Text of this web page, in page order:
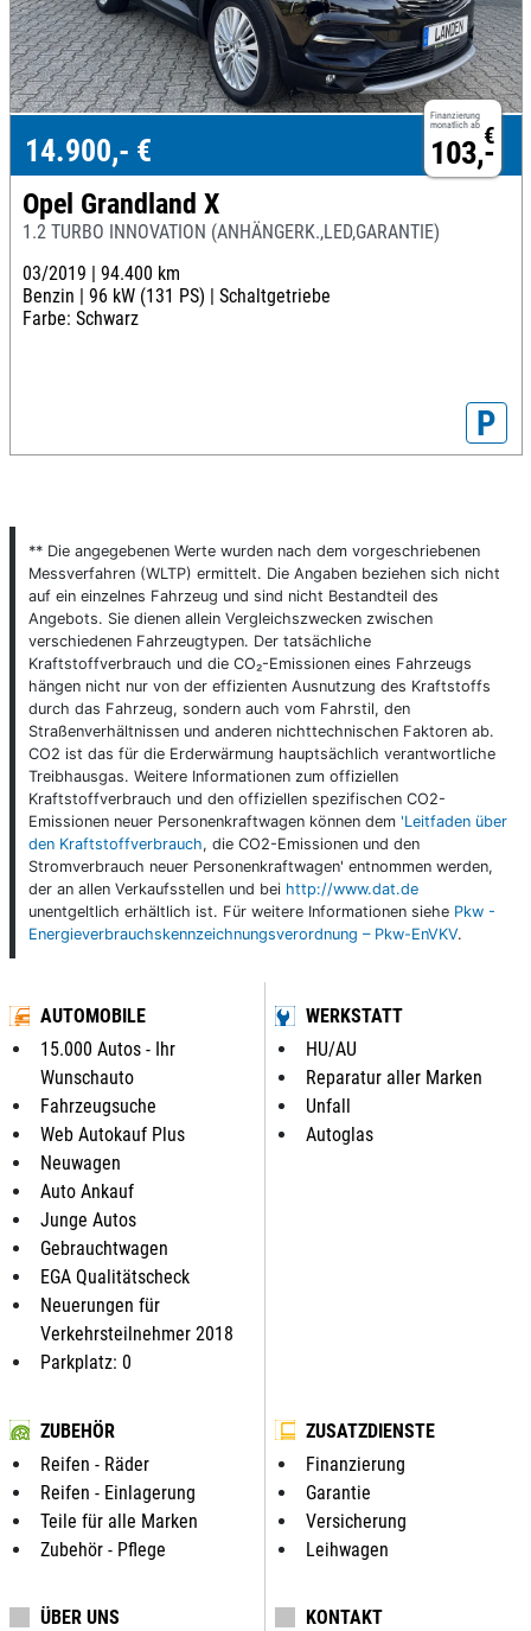
Finanzierung
monatlich ab €
103,-
14.900,- €
Opel Grandland X
1.2 TURBO INNOVATION (ANHÄNGERK.,LED,GARANTIE)
03/2019 | 94.400 km
Benzin | 96 kW (131 PS) | Schaltgetriebe
Farbe: Schwarz
P
** Die angegebenen Werte wurden nach dem vorgeschriebenen
Messverfahren (WLTP) ermittelt. Die Angaben beziehen sich nicht
auf ein einzelnes Fahrzeug und sind nicht Bestandteil des
Angebots. Sie dienen allein Vergleichszwecken zwischen
verschiedenen Fahrzeugtypen. Der tatsächliche
Kraftstoffverbrauch und die CO₂-Emissionen eines Fahrzeugs
hängen nicht nur von der effizienten Ausnutzung des Kraftstoffs
durch das Fahrzeug, sondern auch vom Fahrstil, den
Straßenverhältnissen und anderen nichttechnischen Faktoren ab.
CO2 ist das für die Erderwärmung hauptsächlich verantwortliche
Treibhausgas. Weitere Informationen zum offiziellen
Kraftstoffverbrauch und den offiziellen spezifischen CO2-
Emissionen neuer Personenkraftwagen können dem 'Leitfaden über
den Kraftstoffverbrauch, die CO2-Emissionen und den
Stromverbrauch neuer Personenkraftwagen' entnommen werden,
der an allen Verkaufsstellen und bei http://www.dat.de
unentgeltlich erhältlich ist. Für weitere Informationen siehe Pkw -
Energieverbrauchskennzeichnungsverordnung – Pkw-EnVKV.
AUTOMOBILE
15.000 Autos - Ihr
Wunschauto
Fahrzeugsuche
Web Autokauf Plus
Neuwagen
Auto Ankauf
Junge Autos
Gebrauchtwagen
EGA Qualitätscheck
Neuerungen für
Verkehrsteilnehmer 2018
Parkplatz: 0
WERKSTATT
HU/AU
Reparatur aller Marken
Unfall
Autoglas
ZUBEHÖR
Reifen - Räder
Reifen - Einlagerung
Teile für alle Marken
Zubehör - Pflege
ZUSATZDIENSTE
Finanzierung
Garantie
Versicherung
Leihwagen
ÜBER UNS
KONTAKT